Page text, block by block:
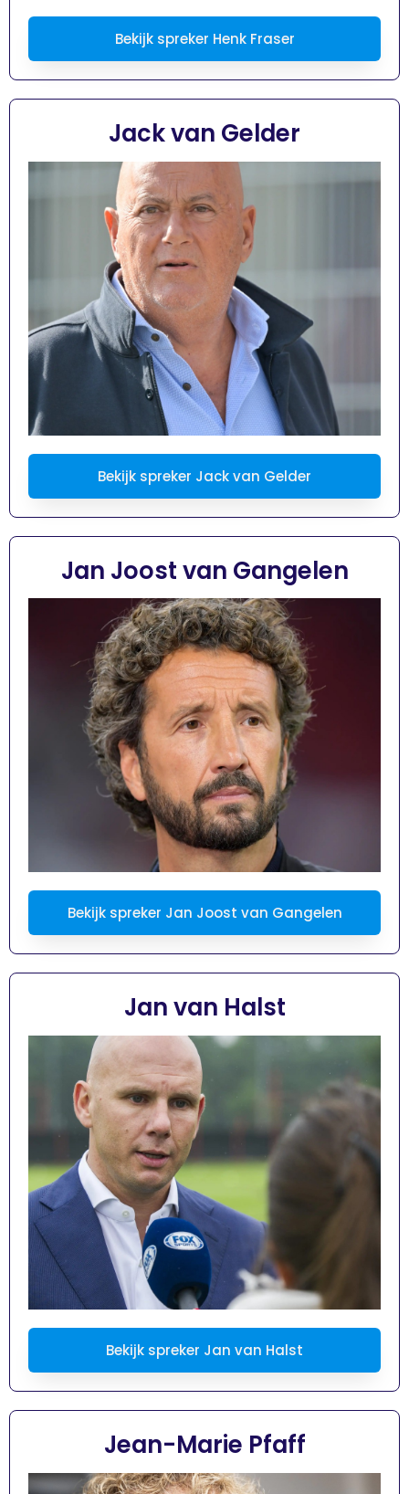
Bekijk spreker Henk Fraser
Jack van Gelder
Bekijk spreker Jack van Gelder
Jan Joost van Gangelen
Bekijk spreker Jan Joost van Gangelen
Jan van Halst
Bekijk spreker Jan van Halst
Jean-Marie Pfaff